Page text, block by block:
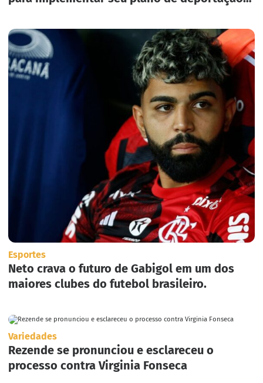
Esportes
Neto crava o futuro de Gabigol em um dos
maiores clubes do futebol brasileiro.
Variedades
Rezende se pronunciou e esclareceu o
processo contra Virginia Fonseca